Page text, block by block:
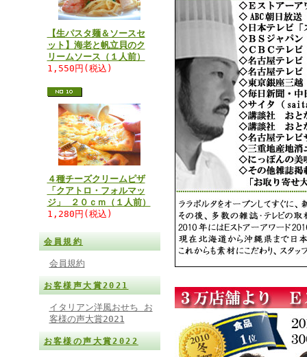
【生パスタ麺＆ソースセ
ット】海老と帆立貝のク
リームソース（１人前）
1,550円(税込)
４種チーズクリームピザ
「クアトロ・フォルマッ
ジ」 ２０ｃｍ（１人前）
1,280円(税込)
会員規約
会員規約
お客様声大賞2021
イタリアン洋風おせち お
客様の声大賞2021
お客様の声大賞2022